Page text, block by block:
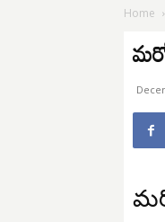
Home